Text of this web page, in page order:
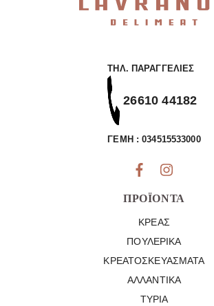
ΤΗΛ. ΠΑΡΑΓΓΕΛΊΕΣ
26610 44182
ΓΕΜΗ : 034515533000
ΠΡΟΪΌΝΤΑ
ΚΡΈΑΣ
ΠΟΥΛΕΡΙΚΆ
ΚΡΕΑΤΟΣΚΕΥΆΣΜΑΤΑ
ΑΛΛΑΝΤΙΚΆ
ΤΥΡΙΆ